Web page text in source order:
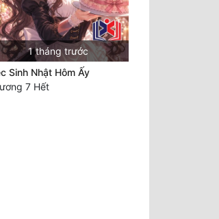
1 tháng trước
Sinh Nhật Hôm Ấy
7 Hết